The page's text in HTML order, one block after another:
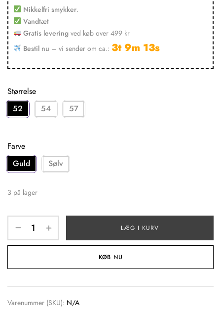
Nikkelfri smykker.
Vandtæt
Gratis leveringved køb over 499 kr
Bestil nu – vi sender om ca.: 3t 9m 13s
Størrelse
52
54 57
Farve
Guld
Sølv
3 på lager
LÆG I KURV
KØB NU
Varenummer (SKU): N/A